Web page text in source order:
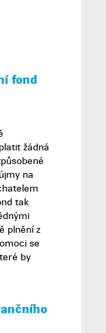
fond
žádná
na
tak
plnění z
se
by